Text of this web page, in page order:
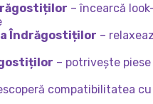
– încearcă
Îndrăgostiților –
– potrivește
compatibilitatea